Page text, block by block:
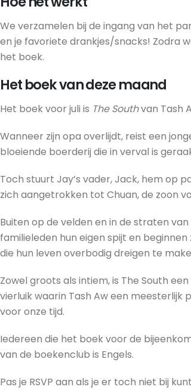
We verzamelen bij de ingang van het
en je favoriete drankjes/snacks! Zodra
het boek.
Het boek van deze maand
Het boek voor juli is The Southvan Tash
Wanneer zijn opa overlijdt, reist een
bloeiende boerderij die in verval is
Toch stuurt Jay’s vader, Jack, hem op
zich aangetrokken tot Chuan, de zoon
Buiten op de velden en in de straten
familieleden hun eigen spijt en
die hun leven overbodig dreigen te
Zowel groots als intiem, is The South
vierluik waarin Tash Aw een
voor onze tijd.
Iedereen die het boek voor de
van de boekenclub is Engels.
Pas je RSVP aan als je er toch niet bij